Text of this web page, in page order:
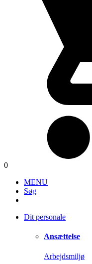
0
MENU
Søg
Dit personale
Ansættelse
Arbejdsmiljø